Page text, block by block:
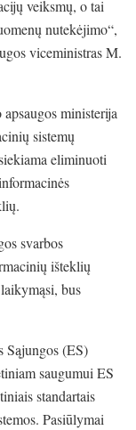
veiksmų, o tai
nutekėjimo“,
viceministras M.
ministerija
sistemų
eliminuoti
svarbos
išteklių
bus
Sąjungos (ES)
saugumui ES
standartais
Pasiūlymai